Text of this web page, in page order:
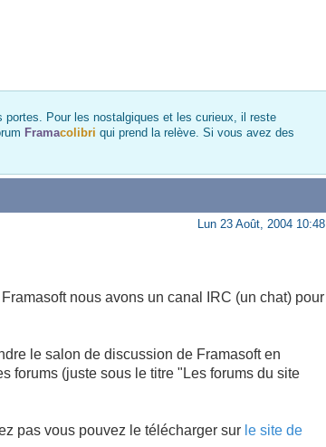
portes. Pour les nostalgiques et les curieux, il reste
Framacolibri qui prend la relève. Si vous avez des
Lun 23 Août, 2004 10:48
nous avons un canal IRC (un chat) pour
le salon de discussion de Framasoft en
forums (juste sous le titre "Les forums du site
pas vous pouvez le télécharger sur le site de